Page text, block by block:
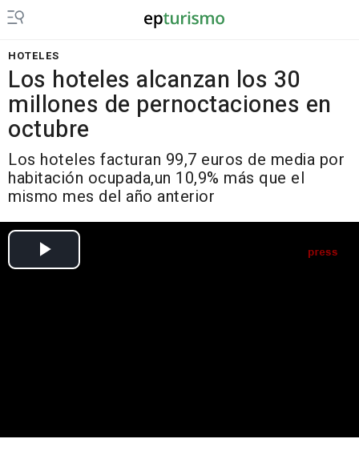
HOTELES
Los hoteles alcanzan los 30
millones de pernoctaciones en
octubre
Los hoteles facturan 99,7 euros de media por
habitación ocupada,un 10,9% más que el
mismo mes del año anterior